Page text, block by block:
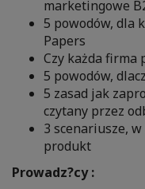
marketingowe
5 powodów, dla
Papers
Czy każda firma
5 powodów,
5 zasad jak
czytany przez
3 scenariusze,
produkt
Prowadz?cy :